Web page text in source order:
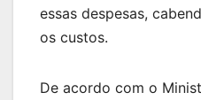
essas despesas,
os custos.
De acordo com o